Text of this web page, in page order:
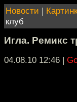
Новости |
клуб
Игла. Ремикс
04.08.10 12:46 |